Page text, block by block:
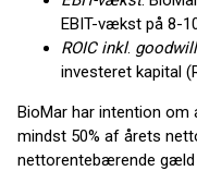
EBIT-vækst på 8-
ROIC inkl.
investeret kapital
BioMar har intention om
mindst 50% af årets
nettorentebærende gæld